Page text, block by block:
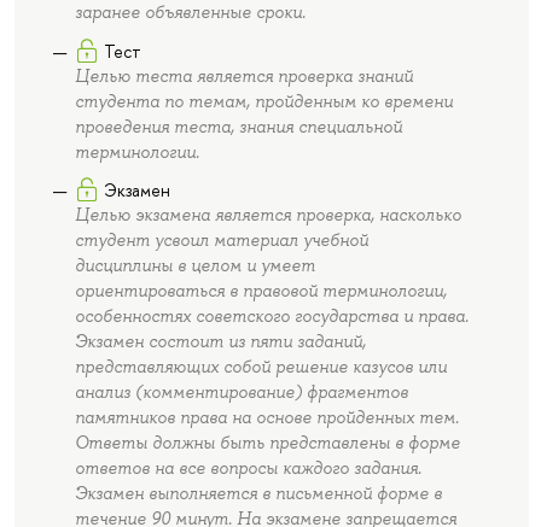
заранее объявленные сроки.
Тест
Целью теста является проверка знаний
студента по темам, пройденным ко времени
проведения теста, знания специальной
терминологии.
Экзамен
Целью экзамена является проверка, насколько
студент усвоил материал учебной
дисциплины в целом и умеет
ориентироваться в правовой терминологии,
особенностях советского государства и права.
Экзамен состоит из пяти заданий,
представляющих собой решение казусов или
анализ (комментирование) фрагментов
памятников права на основе пройденных тем.
Ответы должны быть представлены в форме
ответов на все вопросы каждого задания.
Экзамен выполняется в письменной форме в
течение 90 минут. На экзамене запрещается